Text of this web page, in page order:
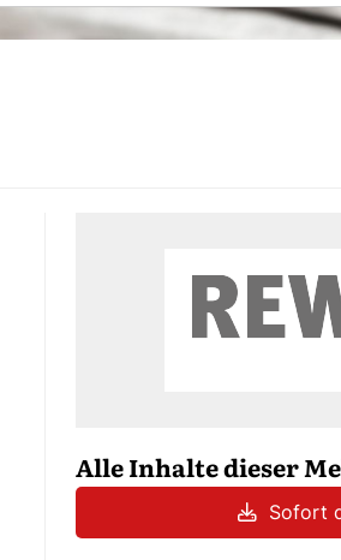
Alle Inhalte dieser
Sofort